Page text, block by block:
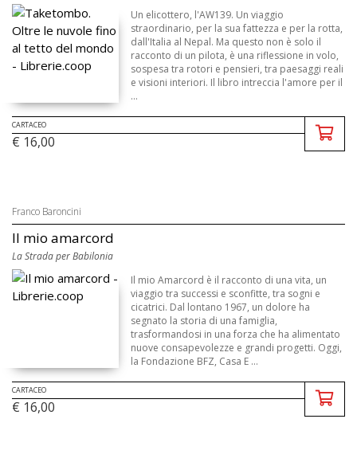
Un elicottero, l'AW139. Un viaggio
straordinario, per la sua fattezza e per la rotta,
dall'Italia al Nepal. Ma questo non è solo il
racconto di un pilota, è una riflessione in volo,
sospesa tra rotori e pensieri, tra paesaggi reali
e visioni interiori. Il libro intreccia l'amore per il
...
CARTACEO
€ 16,00
Franco Baroncini
Il mio amarcord
La Strada per Babilonia
Il mio Amarcord è il racconto di una vita, un
viaggio tra successi e sconfitte, tra sogni e
cicatrici. Dal lontano 1967, un dolore ha
segnato la storia di una famiglia,
trasformandosi in una forza che ha alimentato
nuove consapevolezze e grandi progetti. Oggi,
la Fondazione BFZ, Casa E ...
CARTACEO
€ 16,00